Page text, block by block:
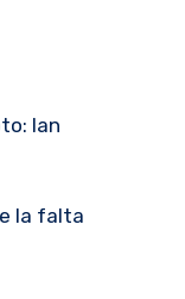
Ian
la falta